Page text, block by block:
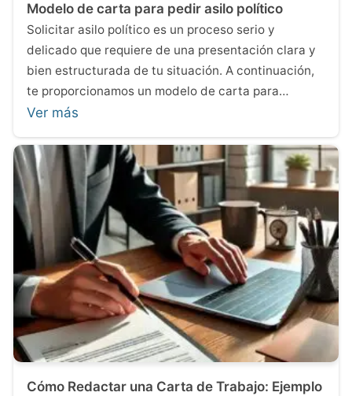
Modelo de carta para pedir asilo político
Solicitar asilo político es un proceso serio y
delicado que requiere de una presentación clara y
bien estructurada de tu situación. A continuación,
te proporcionamos un modelo de carta para…
Ver más
Cómo Redactar una Carta de Trabajo: Ejemplo